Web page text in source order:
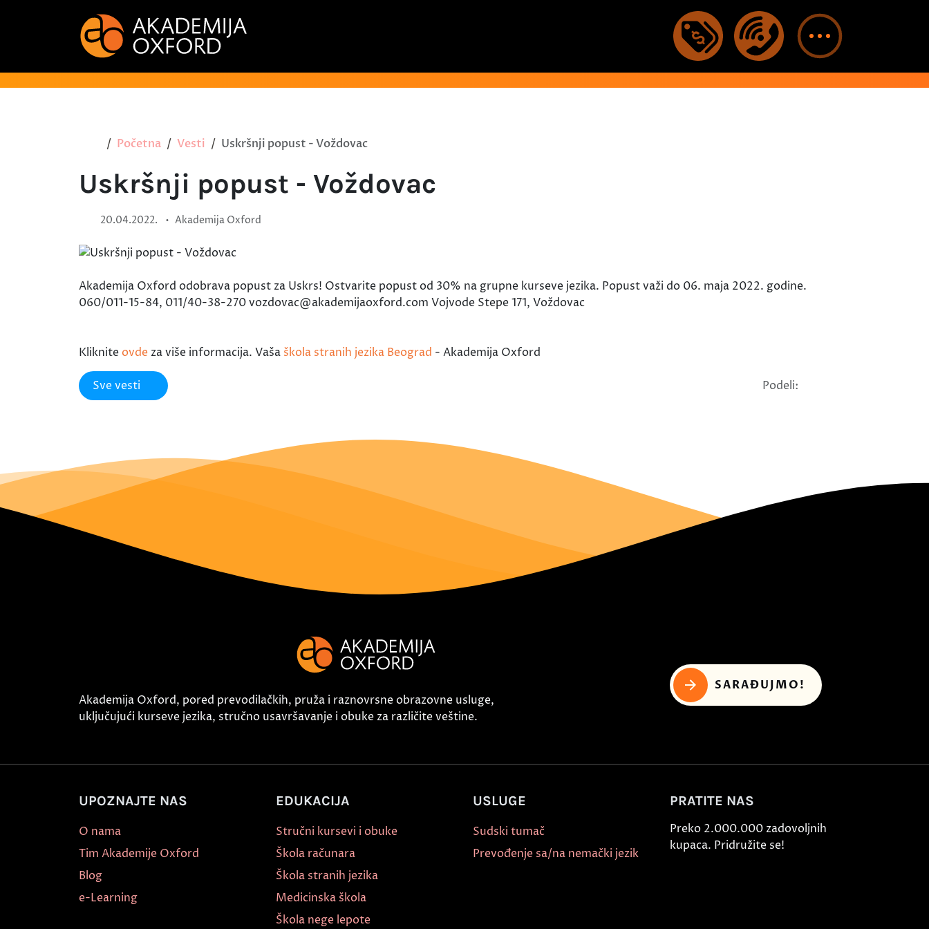
Početna Vesti Uskršnji popust - Voždovac
Uskršnji popust - Voždovac
20.04.2022. • Akademija Oxford
Akademija Oxford odobrava popust za Uskrs! Ostvarite popust od 30% na grupne kurseve jezika. Popust važi do 06. maja 2022. godine.
060/011-15-84, 011/40-38-270 vozdovac@akademijaoxford.com Vojvode Stepe 171, Voždovac
Kliknite ovde za više informacija. Vaša škola stranih jezika Beograd - Akademija Oxford
Sve vesti Podeli:
Akademija Oxford, pored prevodilačkih, pruža i raznovrsne obrazovne usluge,
uključujući kurseve jezika, stručno usavršavanje i obuke za različite veštine.
SARAĐUJMO!
UPOZNAJTE NAS
O nama
Tim Akademije Oxford
Blog
e-Learning
EDUKACIJA
Stručni kursevi i obuke
Škola računara
Škola stranih jezika
Medicinska škola
Škola nege lepote
USLUGE
Sudski tumač
Prevođenje sa/na nemački jezik
PRATITE NAS
Preko 2.000.000 zadovoljnih
kupaca. Pridružite se!